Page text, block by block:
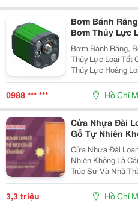
Bơm Bánh
Bơm Thủy Lực
Bơm Bánh Răng,
Thủy Lực Loại Tốt
Thủy Lực Hoàng
- Khí Nén Và Máy
Chữa, Thi Công,
Thủy Lực...
0988 *** *** Hồ Chí
Cửa Nhựa Đài
Gỗ Tự Nhiên
Cửa Nhựa Đài
Nhiên Không Là
Trúc Sư Và Nhà
Cửa Cho Các
Gỗ Tự Nhiên
Lực Lên...
3,3 triệu Hồ Chí